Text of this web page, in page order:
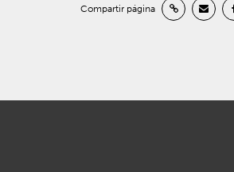
Compartir página